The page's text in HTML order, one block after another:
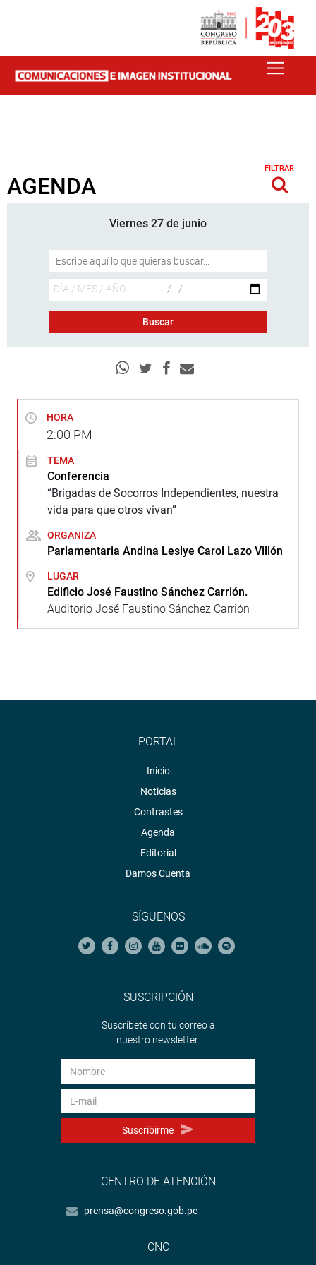
AGENDA
FILTRAR
Viernes 27 de junio
HORA
2:00 PM
TEMA
Conferencia
“Brigadas de Socorros Independientes, nuestra
vida para que otros vivan”
ORGANIZA
Parlamentaria Andina Leslye Carol Lazo Villón
LUGAR
Edificio José Faustino Sánchez Carrión.
Auditorio José Faustino Sánchez Carrión
PORTAL
Inicio
Noticias
Contrastes
Agenda
Editorial
Damos Cuenta
SÍGUENOS
SUSCRIPCIÓN
Suscríbete con tu correo a
nuestro newsletter.
Suscribirme
CENTRO DE ATENCIÓN
prensa@congreso.gob.pe
CNC